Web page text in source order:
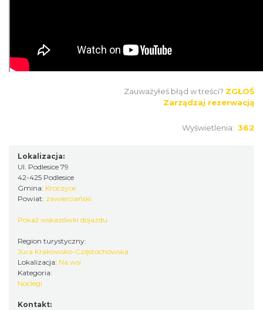
Zauważyłeś błąd w treści? ZGŁOŚ
Zarządzaj rezerwacją
Wyświetlenia: 362
Lokalizacja:
Ul. Podlesice 79
42-425 Podlesice
Gmina: Kroczyce
Powiat: zawierciański
Pokaż wskazówki dojazdu
Region turystyczny:
Jura Krakowsko-Częstochowska
Lokalizacja: Na wsi
Kategoria:
Noclegi
Kontakt: